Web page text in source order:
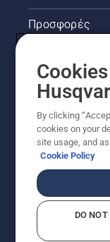
Προσφορές
Άλλοι
By clicking
cookies on your
site usage, and
Cookie Policy
DO NOT